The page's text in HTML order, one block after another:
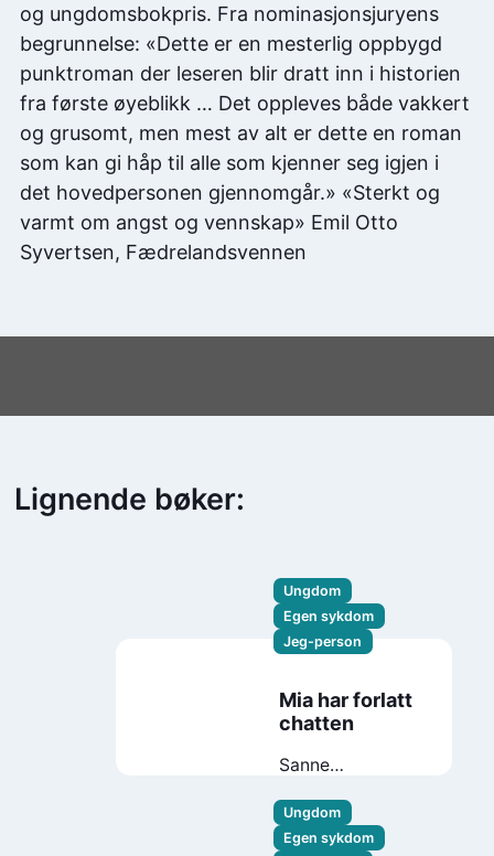
og ungdomsbokpris. Fra nominasjonsjuryens
begrunnelse: «Dette er en mesterlig oppbygd
punktroman der leseren blir dratt inn i historien
fra første øyeblikk … Det oppleves både vakkert
og grusomt, men mest av alt er dette en roman
som kan gi håp til alle som kjenner seg igjen i
det hovedpersonen gjennomgår.» «Sterkt og
varmt om angst og vennskap» Emil Otto
Syvertsen, Fædrelandsvennen
Lignende bøker:
Ungdom
Egen sykdom
Jeg-person
Mia har forlatt
chatten
Sanne
Ungdom
Egen sykdom